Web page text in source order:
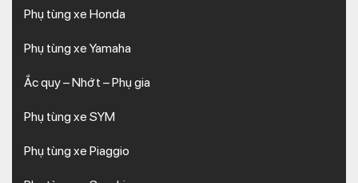
Phụ tùng xe Honda
Phụ tùng xe Yamaha
Ắc quy – Nhớt – Phụ gia
Phụ tùng xe SYM
Phụ tùng xe Piaggio